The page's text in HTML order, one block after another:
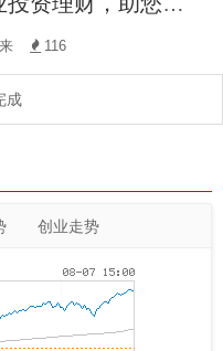
116
成
创业走势